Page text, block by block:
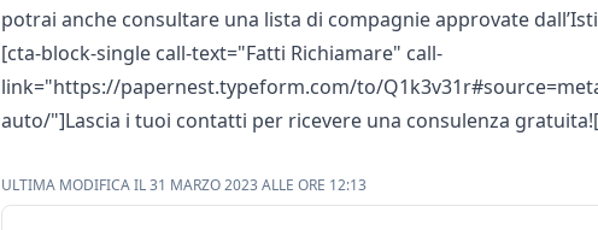
potrai anche consultare una lista di compagnie approvate
[cta-block-single call-text="Fatti Richiamare" call-
link="https://papernest.typeform.com/to/
auto/"]Lascia i tuoi contatti per ricevere una consulenza
ULTIMA MODIFICA IL 31 MARZO 2023 ALLE ORE 12:13